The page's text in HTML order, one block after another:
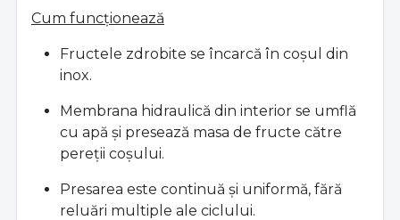
Cum funcționează
Fructele zdrobite se încarcă în coșul din
inox.
Membrana hidraulică din interior se umflă
cu apă și presează masa de fructe către
pereții coșului.
Presarea este continuă și uniformă, fără
reluări multiple ale ciclului.